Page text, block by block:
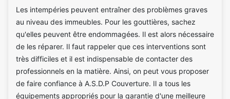
Les intempéries peuvent entraîner des problèmes graves
au niveau des immeubles. Pour les gouttières, sachez
qu'elles peuvent être endommagées. Il est alors nécessaire
de les réparer. Il faut rappeler que ces interventions sont
très difficiles et il est indispensable de contacter des
professionnels en la matière. Ainsi, on peut vous proposer
de faire confiance à A.S.D.P Couverture. Il a tous les
équipements appropriés pour la garantie d'une meilleure